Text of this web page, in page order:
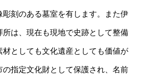
彫刻のある墓室を有します。また伊
所は、現在も現地で史跡として整備
材としても文化遺産としても価値が
の指定文化財として保護され、名前